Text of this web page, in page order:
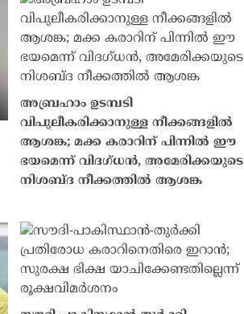
അബ്രഹാം ഉടമ്പടി
വിപുലീകരിക്കാനുള്ള നീക്കങ്ങളിൽ
ആശങ്ക; മക്ക കരാറിന് പിന്നിൽ ഈ
ഭയമെന്ന് വിദഗ്ധൻ, അമേരിക്കയുടെ
നിശബ്‌ദ നീക്കത്തിൽ ആശങ്ക